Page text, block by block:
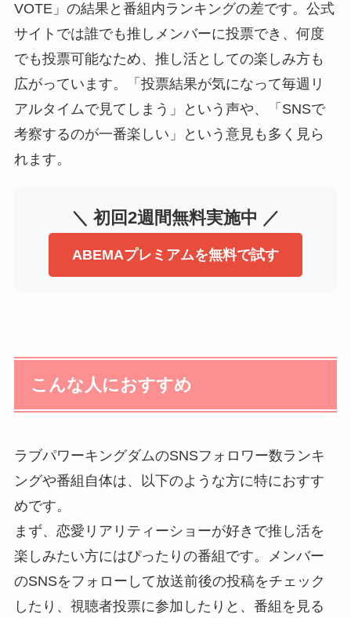
VOTE」の結果と番組内ランキングの差です。公式
サイトでは誰でも推しメンバーに投票でき、何度
でも投票可能なため、推し活としての楽しみ方も
広がっています。「投票結果が気になって毎週リ
アルタイムで見てしまう」という声や、「SNSで
考察するのが一番楽しい」という意見も多く見ら
れます。
＼ 初回2週間無料実施中 ／
ABEMAプレミアムを無料で試す
こんな人におすすめ
ラブパワーキングダムのSNSフォロワー数ランキ
ングや番組自体は、以下のような方に特におすす
めです。
まず、恋愛リアリティーショーが好きで推し活を
楽しみたい方にはぴったりの番組です。メンバー
のSNSをフォローして放送前後の投稿をチェック
したり、視聴者投票に参加したりと、番組を見る